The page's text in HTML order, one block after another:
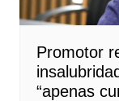
Promotor
“apenas